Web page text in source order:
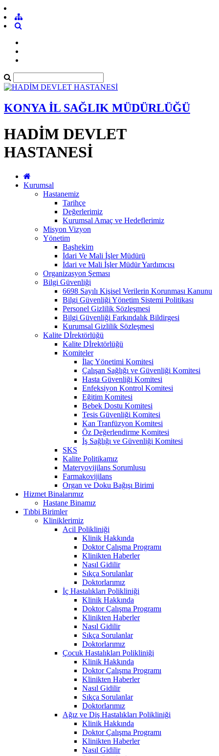
KONYA İL SAĞLIK MÜDÜRLÜĞÜ
HADİM DEVLET
HASTANESİ
Kurumsal
Hastanemiz
Tarihçe
Değerlerimiz
Kurumsal Amaç ve Hedeflerimiz
Misyon Vizyon
Yönetim
Başhekim
İdari Ve Mali İşler Müdürü
İdari ve Mali İşler Müdür Yardımcısı
Organizasyon Şeması
Bilgi Güvenliği
6698 Sayılı Kişisel Verilerin Korunması Kanunu
Bilgi Güvenliği Yönetim Sistemi Politikası
Personel Gizlilik Sözleşmesi
Bilgi Güvenliği Farkındalık Bildirgesi
Kurumsal Gizlilik Sözleşmesi
Kalite Dİrektörlüğü
Kalite Dİrektörlüğü
Komiteler
İlaç Yönetimi Komitesi
Çalışan Sağlığı ve Güvenliği Komitesi
Hasta Güvenliği Komitesi
Enfeksiyon Kontrol Komitesi
Eğitim Komitesi
Bebek Dostu Komitesi
Tesis Güvenliği Komitesi
Kan Tranfüzyon Komitesi
Öz Değerlendirme Komitesi
İş Sağlığı ve Güvenliği Komitesi
SKS
Kalite Politikamız
Materyovijilans Sorumlusu
Farmakovijilans
Organ ve Doku Bağışı Birimi
Hizmet Binalarımız
Hastane Binamız
Tıbbi Birimler
Kliniklerimiz
Acil Polikliniği
Klinik Hakkında
Doktor Çalışma Programı
Klinikten Haberler
Nasıl Gidilir
Sıkça Sorulanlar
Doktorlarımız
İç Hastalıkları Polikliniği
Klinik Hakkında
Doktor Çalışma Programı
Klinikten Haberler
Nasıl Gidilir
Sıkça Sorulanlar
Doktorlarımız
Çocuk Hastalıkları Polikliniği
Klinik Hakkında
Doktor Çalışma Programı
Klinikten Haberler
Nasıl Gidilir
Sıkça Sorulanlar
Doktorlarımız
Ağız ve Diş Hastalıkları Polikliniği
Klinik Hakkında
Doktor Çalışma Programı
Klinikten Haberler
Nasıl Gidilir